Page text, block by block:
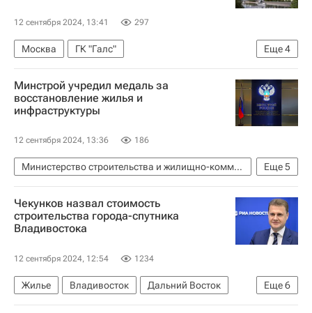
12 сентября 2024, 13:41 297
Еще4
Москва
ГК "Галс"
Коммерческая недвижимость
Строительство
Москва-Сити
Бизнес-центры
Минстрой учредил медаль за
восстановление жилья и
инфраструктуры
12 сентября 2024, 13:36 186
Еще5
Министерство строительства и жилищно-коммунального хозяйства РФ (Минстрой России)
Марат Хуснуллин
Ирек Файзуллин
Россия
Жилье
Инфраструктура
Чекунков назвал стоимость
строительства города-спутника
Владивостока
12 сентября 2024, 12:54 1234
Еще6
Жилье Владивосток
Дальний Восток
Арктика
Алексей Чекунков
Строительство